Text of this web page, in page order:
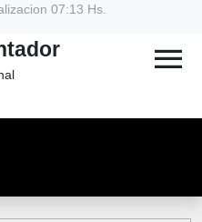
07:13 Hs.
menu